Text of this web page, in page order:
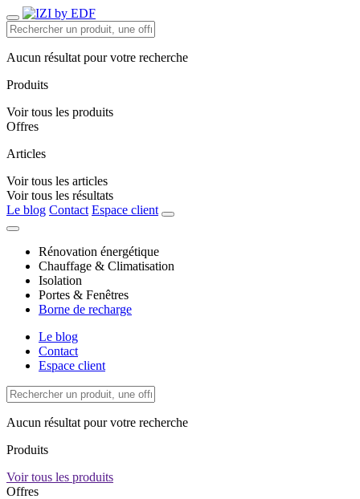
Aucun résultat pour votre recherche
Produits
Voir tous les produits
Offres
Articles
Voir tous les articles
Voir tous les résultats
Le blog Contact Espace client
Rénovation énergétique
Chauffage & Climatisation
Isolation
Portes & Fenêtres
Borne de recharge
Le blog
Contact
Espace client
Aucun résultat pour votre recherche
Produits
Voir tous les produits
Offres